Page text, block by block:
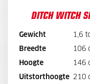
DITCH WITCH
Gewicht 1,6
Breedte 106
Hoogte 146
Uitstorthoogte 210